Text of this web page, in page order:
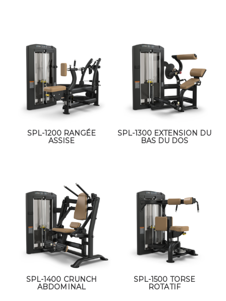
SPL-1200 RANGÉE
ASSISE
SPL-1300 EXTENSION DU
BAS DU DOS
SPL-1400 CRUNCH
ABDOMINAL
SPL-1500 TORSE
ROTATIF